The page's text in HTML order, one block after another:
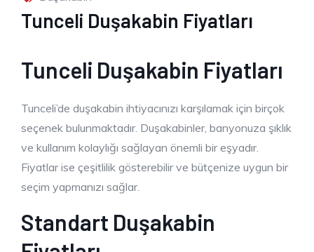
Tunceli Duşakabin Fiyatları
Tunceli Duşakabin Fiyatları
Tunceli’de duşakabin ihtiyacınızı karşılamak için birçok
seçenek bulunmaktadır. Duşakabinler, banyonuza şıklık
ve kullanım kolaylığı sağlayan önemli bir eşyadır.
Fiyatlar ise çeşitlilik gösterebilir ve bütçenize uygun bir
seçim yapmanızı sağlar.
Standart Duşakabin